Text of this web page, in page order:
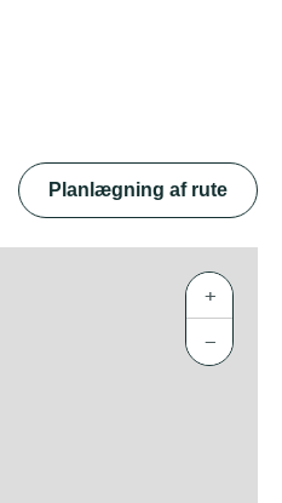
Planlægning af rute
+
−